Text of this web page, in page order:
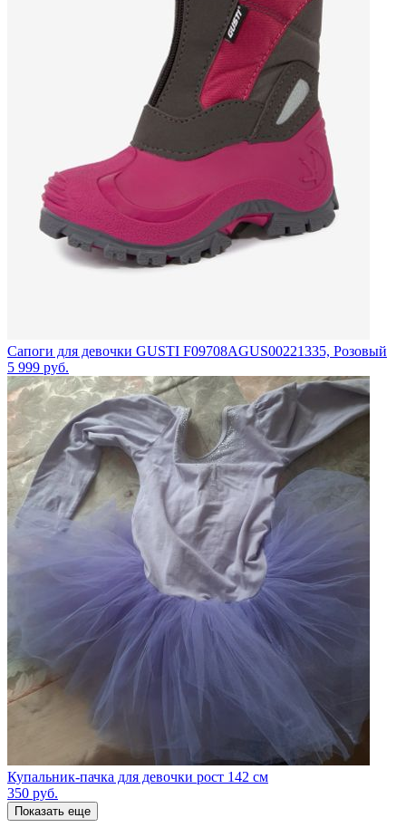
Сапоги для девочки GUSTI F09708AGUS00221335, Розовый
5 999 руб.
Купальник-пачка для девочки рост 142 см
350 руб.
Показать еще